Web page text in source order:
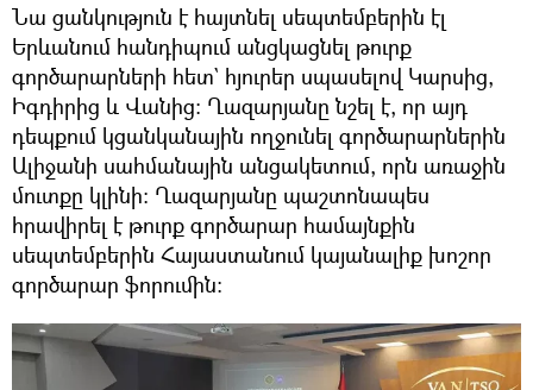
Նա ցանկություն է հայտնել սեպտեմբերին էլ
Երևանում հանդիպում անցկացնել թուրք
գործարարների հետ` հյուրեր սպասելով Կարսից,
Իգդիրից և Վանից։ Ղազարյանը նշել է, որ այդ
դեպքում կցանկանային ողջունել գործարարներին
Ալիջանի սահմանային անցակետում, որն առաջին
մուտքը կլինի։ Ղազարյանը պաշտոնապես
հրավիրել է թուրք գործարար համայնքին
սեպտեմբերին Հայաստանում կայանալիք խոշոր
գործարար ֆորումին։